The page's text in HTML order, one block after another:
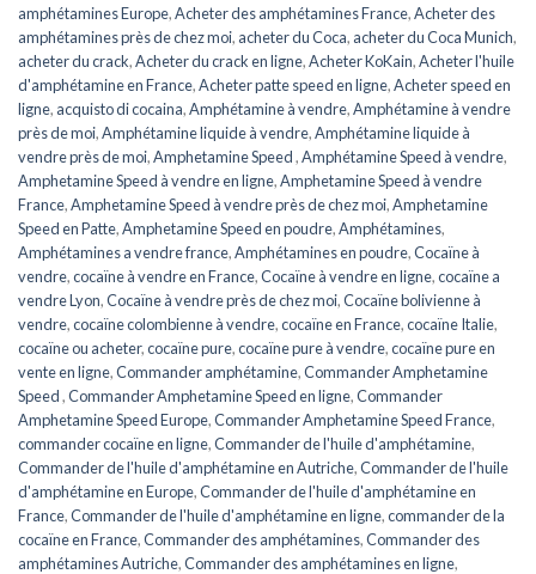
amphétamines Europe,Acheter des amphétamines France,Acheter des
amphétamines près de chez moi, acheter du Coca, acheter du Coca Munich,
acheter du crack,Acheter du crack en ligne,Acheter KoKain,Acheter l'huile
d'amphétamine en France,Acheter patte speed en ligne,Acheter speed en
ligne, acquisto di cocaina,Amphétamine à vendre,Amphétamine à vendre
près de moi,Amphétamine liquide à vendre,Amphétamine liquide à
vendre près de moi,Amphetamine Speed ​​​​,Amphétamine Speed ​​​​à vendre,
Amphetamine Speed ​​​​à vendre en ligne,Amphetamine Speed ​​​​à vendre
France,Amphetamine Speed à vendre près de chez moi,Amphetamine
Speed en ​​​​Patte,Amphetamine Speed en poudre,Amphétamines,
Amphétamines a vendre france,Amphétamines en poudre,Cocaïne à
vendre,cocaïne à vendre en France,Cocaïne à vendre en ligne,cocaïne a
vendre Lyon,Cocaïne à vendre près de chez moi,Cocaïne bolivienne à
vendre,cocaïne colombienne à vendre,cocaïne en France,cocaïne Italie,
cocaïne ou acheter,cocaïne pure,cocaïne pure à vendre,cocaïne pure en
vente en ligne,Commander amphétamine,Commander Amphetamine
Speed ​​​​,Commander Amphetamine Speed ​​​​en ligne,Commander
Amphetamine Speed ​​​Europe,Commander Amphetamine Speed ​​France,
commander cocaïne en ligne,Commander de l'huile d'amphétamine,
Commander de l'huile d'amphétamine en Autriche,Commander de l'huile
d'amphétamine en Europe,Commander de l'huile d'amphétamine en
France,Commander de l'huile d'amphétamine en ligne,commander de la
cocaïne en France,Commander des amphétamines,Commander des
amphétamines Autriche,Commander des amphétamines en ligne,